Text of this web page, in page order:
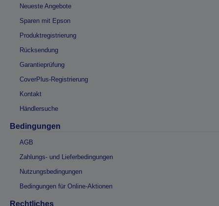
Neueste Angebote
Sparen mit Epson
Produktregistrierung
Rücksendung
Garantieprüfung
CoverPlus-Registrierung
Kontakt
Händlersuche
Bedingungen
AGB
Zahlungs- und Lieferbedingungen
Nutzungsbedingungen
Bedingungen für Online-Aktionen
Rechtliches